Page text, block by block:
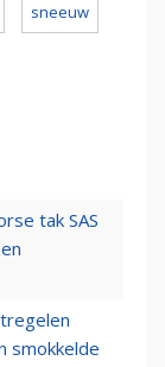
sneeuw
tak SAS
smokkelde